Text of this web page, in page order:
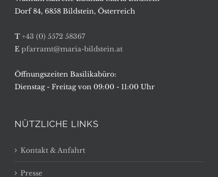
Dorf 84, 6858 Bildstein, Österreich
T +43 (0) 5572 58367
E pfarramt@maria-bildstein.at
Öffnungszeiten Basilikabüro:
Dienstag - Freitag von 09:00 - 11:00 Uhr
NÜTZLICHE LINKS
Kontakt & Anfahrt
Presse